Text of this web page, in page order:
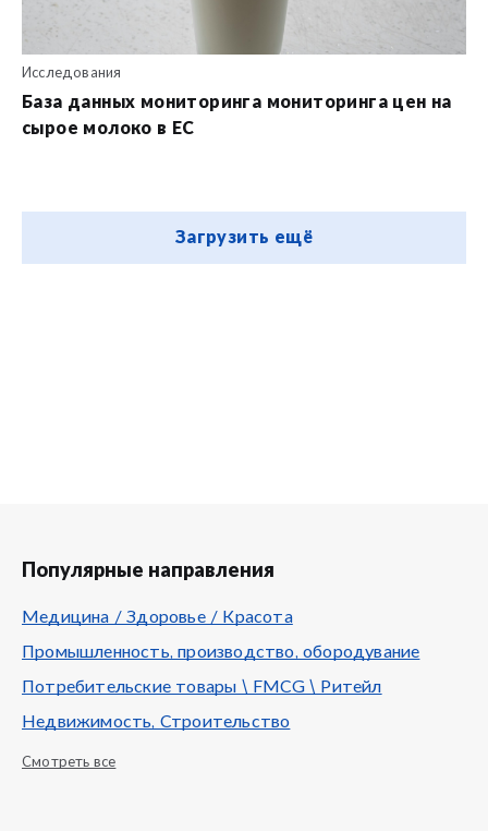
Исследования
База данных мониторинга мониторинга цен на
сырое молоко в ЕС
Загрузить ещё
Популярные направления
Медицина / Здоровье / Красота
Промышленность, производство, обородувание
Потребительские товары \ FMCG \ Ритейл
Недвижимость, Строительство
Смотреть все